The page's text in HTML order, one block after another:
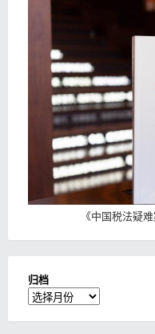
《中国税法疑难
归档
归
档